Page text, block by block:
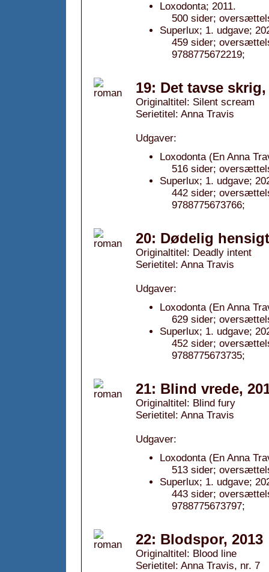
Loxodonta; 2011.
500 sider;
Superlux; 1. udgave;
459 sider;
9788775672219;
19: Det tavse skrig,
Originaltitel: Silent scream
Serietitel: Anna Travis
Udgaver:
Loxodonta (En Anna
516 sider;
Superlux; 1. udgave;
442 sider;
9788775673766;
20: Dødelig
Originaltitel: Deadly intent
Serietitel: Anna Travis
Udgaver:
Loxodonta (En Anna
629 sider;
Superlux; 1. udgave;
452 sider;
9788775673735;
21: Blind vrede,
Originaltitel: Blind fury
Serietitel: Anna Travis
Udgaver:
Loxodonta (En Anna
513 sider;
Superlux; 1. udgave;
443 sider;
9788775673797;
22: Blodspor, 2013
Originaltitel: Blood line
Serietitel: Anna Travis, nr. 7